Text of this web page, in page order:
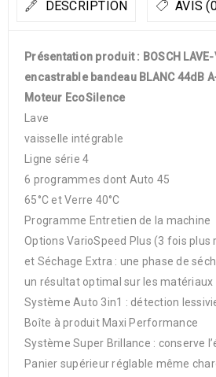
DESCRIPTION AVIS
Présentation produit : BOSCH
encastrable bandeau BLANC 44dB
Moteur EcoSilence
Lave
vaisselle intégrable
Ligne série 4
6 programmes dont Auto 45
65°C et Verre 40°C
Programme Entretien de la machine
Options VarioSpeed Plus (3 fois plus
et Séchage Extra : une phase de
un résultat optimal sur les
Système Auto 3in1 : détection
Boîte à produit Maxi Performance
Système Super Brillance : conserve
Panier supérieur réglable même